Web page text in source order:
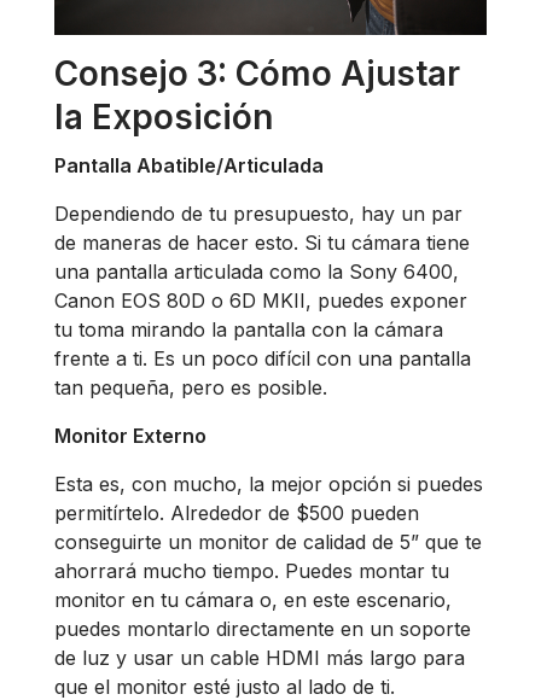
Consejo 3: Cómo Ajustar
la Exposición
Pantalla Abatible/Articulada
Dependiendo de tu presupuesto, hay un par
de maneras de hacer esto. Si tu cámara tiene
una pantalla articulada como la Sony 6400,
Canon EOS 80D o 6D MKII, puedes exponer
tu toma mirando la pantalla con la cámara
frente a ti. Es un poco difícil con una pantalla
tan pequeña, pero es posible.
Monitor Externo
Esta es, con mucho, la mejor opción si puedes
permitírtelo. Alrededor de $500 pueden
conseguirte un monitor de calidad de 5” que te
ahorrará mucho tiempo. Puedes montar tu
monitor en tu cámara o, en este escenario,
puedes montarlo directamente en un soporte
de luz y usar un cable HDMI más largo para
que el monitor esté justo al lado de ti.